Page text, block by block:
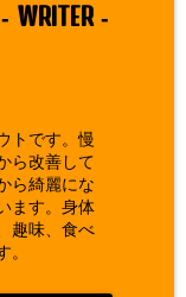
WRITER-
トです。慢
ら改善して
ら綺麗にな
ます。身体
趣味、食べ
。